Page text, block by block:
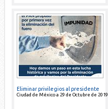
Eliminar privilegios al presidente
Ciudad de México a 29 de Octubre de 2019